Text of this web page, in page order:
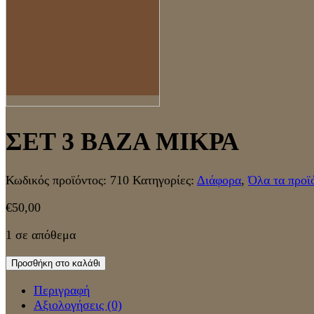
ΣΕΤ 3 ΒΑΖΑ ΜΙΚΡΑ
Κωδικός προϊόντος: 710 Κατηγορίες: Διάφορα,Όλα τα
€50,00
1 σε απόθεμα
Προσθήκη στο καλάθι
Περιγραφή
Αξιολογήσεις (0)